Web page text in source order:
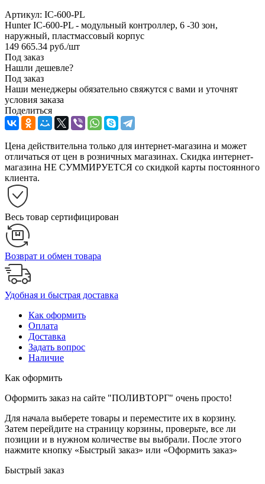
Артикул: IC-600-PL
Hunter IC-600-PL - модульный контроллер, 6 -30 зон,
наружный, пластмассовый корпус
149 665.34 руб./шт
Под заказ
Нашли дешевле?
Под заказ
Наши менеджеры обязательно свяжутся с вами и уточнят
условия заказа
Поделиться
Цена действительна только для интернет-магазина и может
отличаться от цен в розничных магазинах. Скидка интернет-
магазина НЕ СУММИРУЕТСЯ со скидкой карты постоянного
клиента.
Весь товар сертифицирован
Возврат и обмен товара
Удобная и быстрая доставка
Как оформить
Оплата
Доставка
Задать вопрос
Наличие
Как оформить
Оформить заказ на сайте "ПОЛИВТОРГ" очень просто!
Для начала выберете товары и переместите их в корзину.
Затем перейдите на страницу корзины, проверьте, все ли
позиции и в нужном количестве вы выбрали. После этого
нажмите кнопку «Быстрый заказ» или «Оформить заказ»
Быстрый заказ